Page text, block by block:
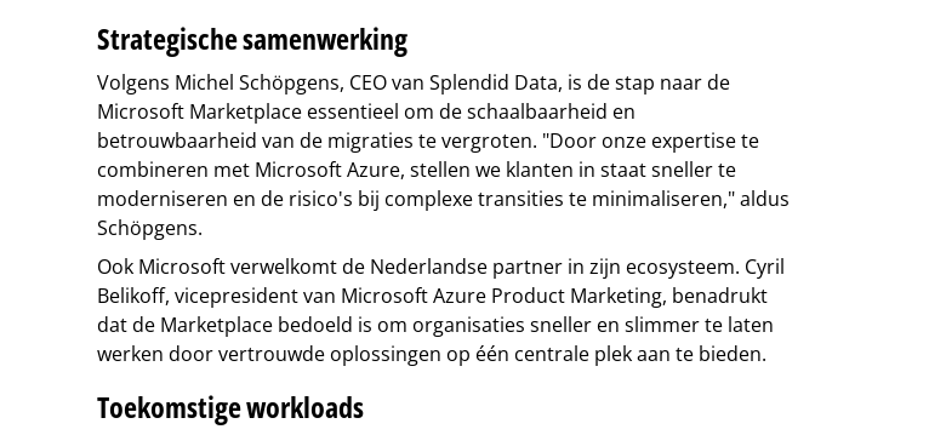
Strategische samenwerking
Volgens Michel Schöpgens, CEO van Splendid Data, is de stap naar de
Microsoft Marketplace essentieel om de schaalbaarheid en
betrouwbaarheid van de migraties te vergroten. "Door onze expertise te
combineren met Microsoft Azure, stellen we klanten in staat sneller te
moderniseren en de risico's bij complexe transities te minimaliseren," aldus
Schöpgens.
Ook Microsoft verwelkomt de Nederlandse partner in zijn ecosysteem. Cyril
Belikoff, vicepresident van Microsoft Azure Product Marketing, benadrukt
dat de Marketplace bedoeld is om organisaties sneller en slimmer te laten
werken door vertrouwde oplossingen op één centrale plek aan te bieden.
Toekomstige workloads